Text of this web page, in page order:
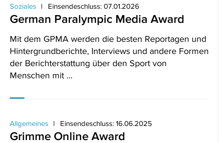
Soziales
Einsendeschluss: 07.01.2026
German Paralympic Media Award
Mit dem GPMA werden die besten Reportagen und
Hintergrundberichte, Interviews und andere Formen
der Berichterstattung über den Sport von
Menschen mit …
Allgemeines Einsendeschluss: 16.06.2025
Grimme Online Award